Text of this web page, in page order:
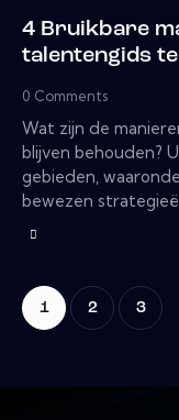
4 Bruikbare
talentengids
0 Comments
Wat zijn de
blijven behouden?
gebieden,
bewezen
1 2 3